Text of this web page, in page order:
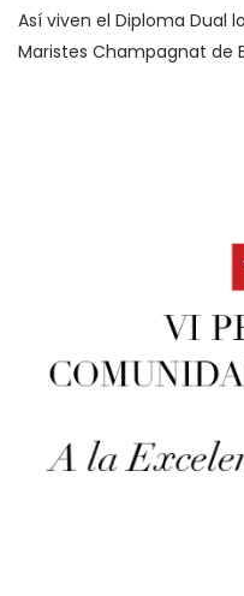
Así viven el Diploma Dual
Maristes Champagnat de